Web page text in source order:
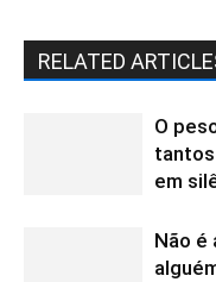
RELATED
O
em
Não é